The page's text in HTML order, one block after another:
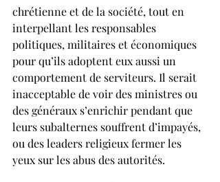
chrétienne et de la société, tout en
interpellant les responsables
politiques, militaires et économiques
pour qu’ils adoptent eux aussi un
comportement de serviteurs. Il serait
inacceptable de voir des ministres ou
des généraux s’enrichir pendant que
leurs subalternes souffrent d’impayés,
ou des leaders religieux fermer les
yeux sur les abus des autorités.